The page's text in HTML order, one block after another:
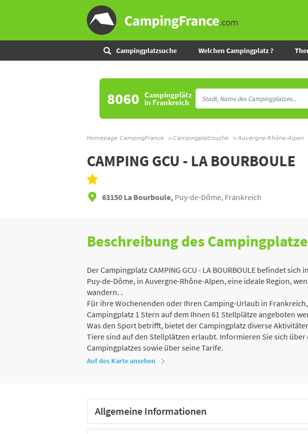
Campingplatzsuche Welchen Campingplatz ?
8060 Campingplätz
in Frankreich
Homepage CampingFrance Campingplatzsuche Auvergne-Rhône-Alpen
CAMPING GCU - LA BOURBOULE
63150 La Bourboule, Puy-de-Dôme, Frankreich
Beschreibung des
Der Campingplatz CAMPING GCU - LA BOURBOULE befindet
Puy-de-Dôme, in Auvergne-Rhône-Alpen, eine ideale Region,
wandern. .
Für ihre Wochenenden oder Ihren Camping-Urlaub in
Campingplatz 1 Stern auf dem Ihnen 61 Stellplätze angeboten
Was den Sport betrifft, bietet der Campingplatz diverse
Tiere sind auf den Stellplätzen erlaubt. Informieren Sie sich über
Campingplatzes sowie über seine Tarife.
Auf des Karte ansehen
Allgemeine Informationen